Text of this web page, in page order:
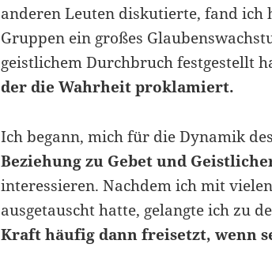
anderen Leuten diskutierte, fand ich
Gruppen ein großes
geistlichem Durchbruch festgestellt
der die Wahrheit proklamiert.
Ich begann, mich für die Dynamik
Beziehung zu Gebet und
interessieren. Nachdem ich mit
ausgetauscht hatte, gelangte ich zu
Kraft häufig dann freisetzt, wenn